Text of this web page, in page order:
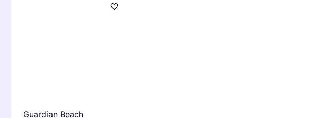
Guardian Beach